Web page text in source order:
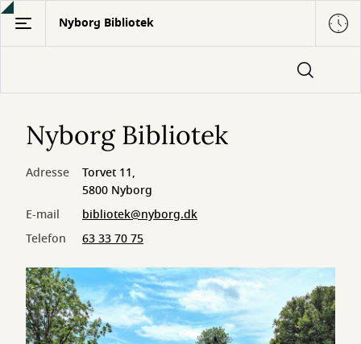
Gå
hovedindhold
Nyborg Bibliotek
Nyborg Bibliotek
Adresse
Torvet 11,
5800 Nyborg
E-mail
bibliotek@nyborg.dk
Telefon
63 33 70 75